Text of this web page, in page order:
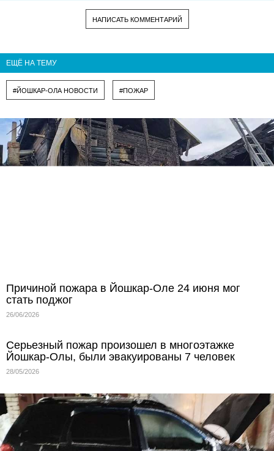
НАПИСАТЬ КОММЕНТАРИЙ
ЕЩЁ НА ТЕМУ
#ЙОШКАР-ОЛА НОВОСТИ #ПОЖАР
Причиной пожара в Йошкар-Оле 24 июня мог
стать поджог
26/06/2026
Серьезный пожар произошел в многоэтажке
Йошкар-Олы, были эвакуированы 7 человек
28/05/2026